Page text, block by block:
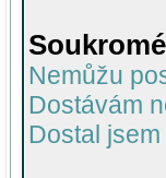
Nemůžu
Dostávám
Dostal